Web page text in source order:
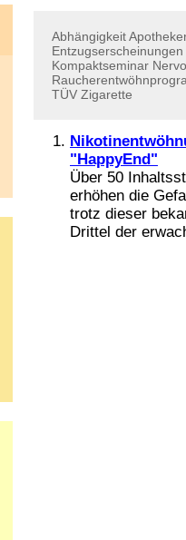
Abhängigkeit
Entzugserscheinungen
Kompaktseminar
TÜV Zigarette
"HappyEnd"
Über 50
erhöhen die
trotz dieser
Drittel der